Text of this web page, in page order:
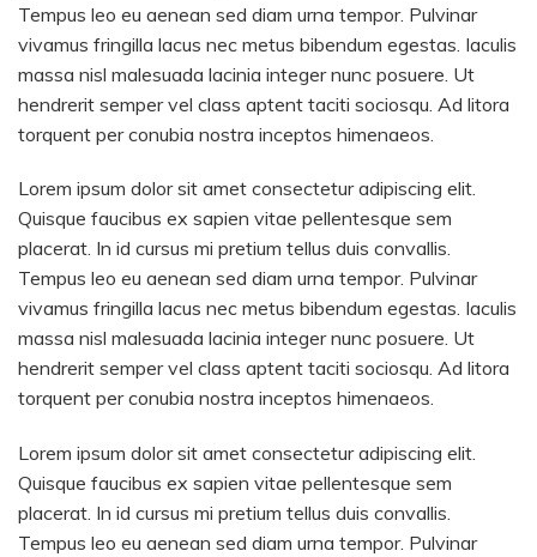
Tempus leo eu aenean sed diam urna tempor. Pulvinar
vivamus fringilla lacus nec metus bibendum egestas. Iaculis
massa nisl malesuada lacinia integer nunc posuere. Ut
hendrerit semper vel class aptent taciti sociosqu. Ad litora
torquent per conubia nostra inceptos himenaeos.
Lorem ipsum dolor sit amet consectetur adipiscing elit.
Quisque faucibus ex sapien vitae pellentesque sem
placerat. In id cursus mi pretium tellus duis convallis.
Tempus leo eu aenean sed diam urna tempor. Pulvinar
vivamus fringilla lacus nec metus bibendum egestas. Iaculis
massa nisl malesuada lacinia integer nunc posuere. Ut
hendrerit semper vel class aptent taciti sociosqu. Ad litora
torquent per conubia nostra inceptos himenaeos.
Lorem ipsum dolor sit amet consectetur adipiscing elit.
Quisque faucibus ex sapien vitae pellentesque sem
placerat. In id cursus mi pretium tellus duis convallis.
Tempus leo eu aenean sed diam urna tempor. Pulvinar